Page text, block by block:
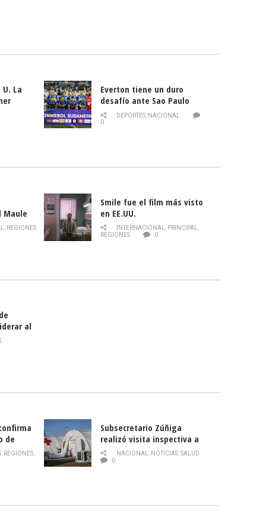
La
Everton tiene un duro
desafío ante Sao Paulo
DEPORTES, NACIONAL
0
Maule
de la
, REGIONES
Smile fue el film más visto
en EE.UU.
INTERNACIONAL, PRINCIPAL,
REGIONES
0
al
,
de
, REGIONES,
Subsecretario Zúñiga
realizó visita inspectiva a
Hospital Modular Sótero del
Río
NACIONAL, NOTICIAS,SALUD
0